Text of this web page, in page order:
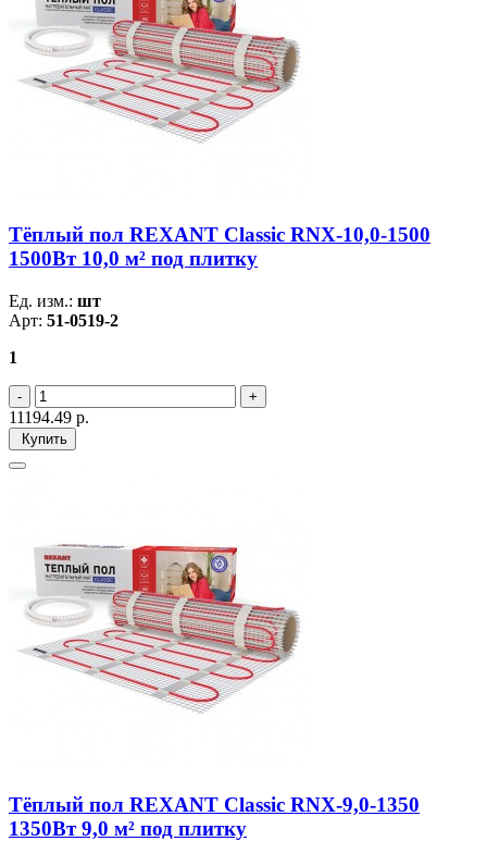
Тёплый пол REXANT Classic RNX-10,0-1500
1500Вт 10,0 м² под плитку
Ед. изм.: шт
Арт: 51-0519-2
1
11194.49 р.
Купить
Тёплый пол REXANT Classic RNX-9,0-1350
1350Вт 9,0 м² под плитку